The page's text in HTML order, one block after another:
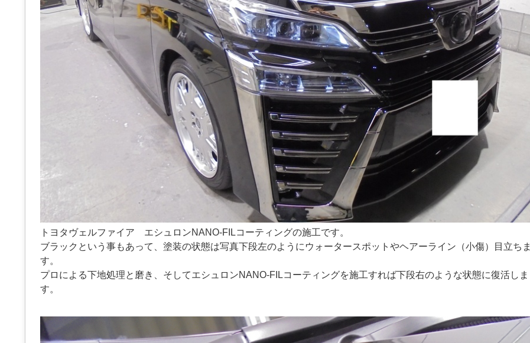
トヨタヴェルファイア エシュロンNANO-FILコーティングの施工です。
ブラックという事もあって、塗装の状態は写真下段左のようにウォータースポットやヘアーライン（小傷）目立ちま
す。
プロによる下地処理と磨き、そしてエシュロンNANO-FILコーティングを施工すれば下段右のような状態に復活しま
す。